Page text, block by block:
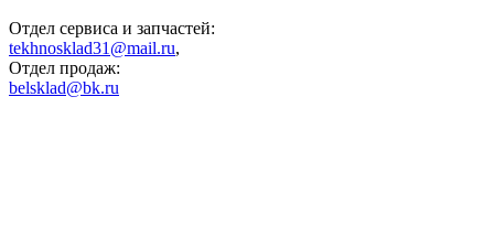
Отдел сервиса и запчастей:
tekhnosklad31@mail.ru,
Отдел продаж:
belsklad@bk.ru